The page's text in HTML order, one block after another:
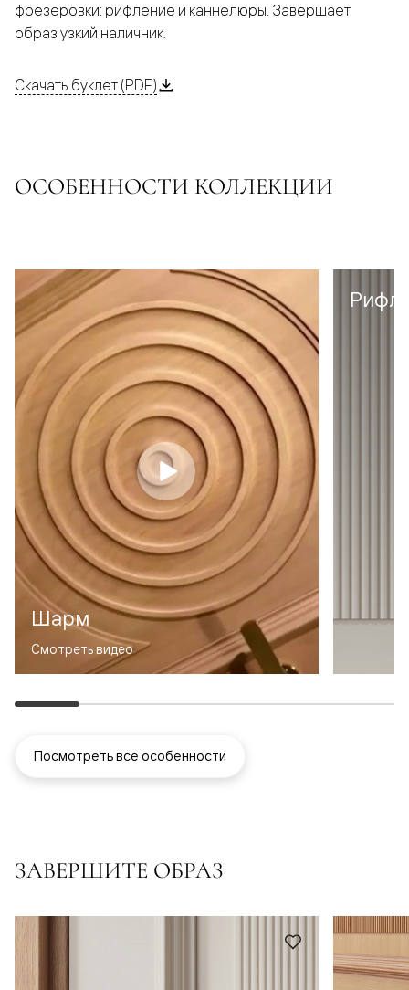
фрезеровки: рифление и каннелюры. Завершает
образ узкий наличник.
Скачать буклет (PDF)
ОСОБЕННОСТИ КОЛЛЕКЦИИ
Шарм
Смотреть видео
Посмотреть все особенности
ЗАВЕРШИТЕ ОБРАЗ